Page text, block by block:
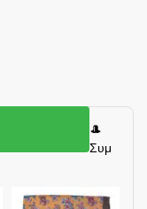
🎩
Συμ